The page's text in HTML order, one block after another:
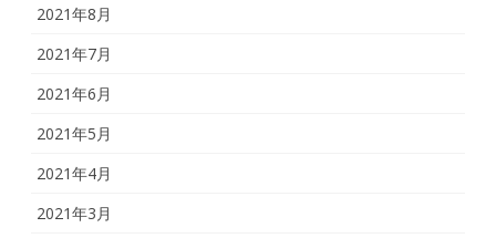
2021年8月
2021年7月
2021年6月
2021年5月
2021年4月
2021年3月